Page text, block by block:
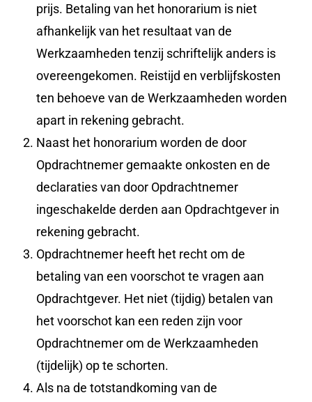
prijs. Betaling van het honorarium is niet
afhankelijk van het resultaat van de
Werkzaamheden tenzij schriftelijk anders is
overeengekomen. Reistijd en verblijfskosten
ten behoeve van de Werkzaamheden worden
apart in rekening gebracht.
Naast het honorarium worden de door
Opdrachtnemer gemaakte onkosten en de
declaraties van door Opdrachtnemer
ingeschakelde derden aan Opdrachtgever in
rekening gebracht.
Opdrachtnemer heeft het recht om de
betaling van een voorschot te vragen aan
Opdrachtgever. Het niet (tijdig) betalen van
het voorschot kan een reden zijn voor
Opdrachtnemer om de Werkzaamheden
(tijdelijk) op te schorten.
Als na de totstandkoming van de